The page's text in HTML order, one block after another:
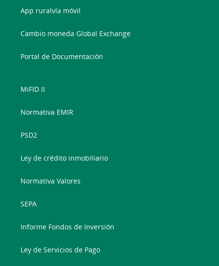
App ruralvía móvil
Cambio moneda Global Exchange
Portal de Documentación
MiFID II
Normativa EMIR
PSD2
Ley de crédito inmobiliario
Normativa Valores
SEPA
Informe Fondos de Inversión
Ley de Servicios de Pago